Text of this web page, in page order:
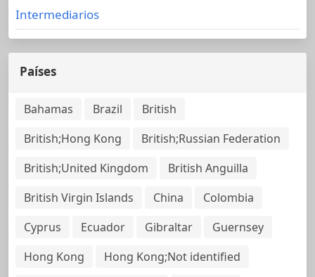
Intermediarios
Países
Bahamas Brazil
British
British;Hong Kong
British;Russian Federation
British;United Kingdom
British Anguilla
British Virgin Islands
China
Colombia
Cyprus
Ecuador Gibraltar
Guernsey
Hong Kong
Hong Kong;Not identified